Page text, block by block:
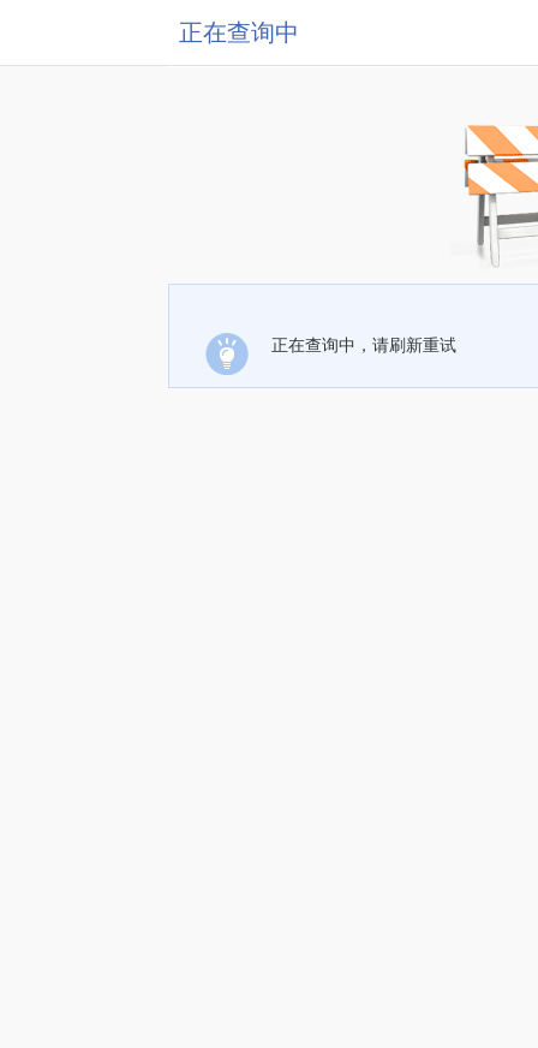
正在查询中
正在查询中，请刷新重试